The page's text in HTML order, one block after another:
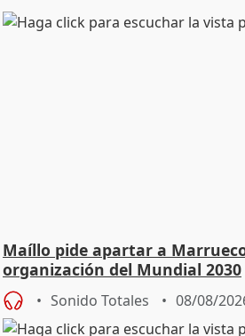
Maíllo pide apartar a
organización del Mundial 2030
Sonido Totales 08/08/